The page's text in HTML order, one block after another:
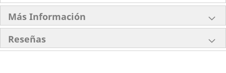
Más Información
Reseñas